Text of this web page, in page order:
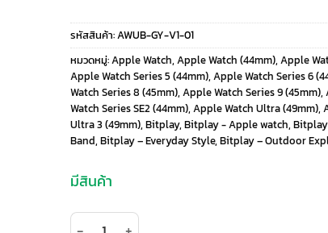
price
was:
1,790 ฿.
price
is:
1,255 ฿.
รหัสสินค้า:AWUB-GY-V1-01
หมวดหมู่:Apple Watch, Apple Watch (44mm), Apple
Apple Watch Series 5 (44mm), Apple Watch Series 6
Watch Series 8 (45mm), Apple Watch Series 9 (45mm),
Watch Series SE2 (44mm), Apple Watch Ultra (49mm),
Ultra 3 (49mm), Bitplay, Bitplay - Apple watch,
Band, Bitplay – Everyday Style, Bitplay – Outdoor
มีสินค้า
จำนวน Bitplay รุ่น Fidlock® - สายนาฬิกา